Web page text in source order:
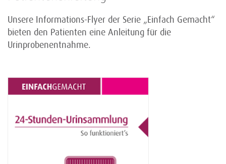
Unsere Informations-Flyer der Serie „Einfach Gemacht“
bieten den Patienten eine Anleitung für die
Urinprobenentnahme.